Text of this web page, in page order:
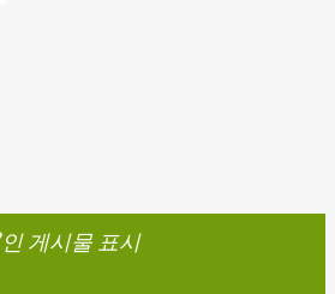
인 게시물 표시